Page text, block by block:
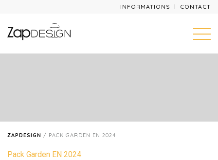
INFORMATIONS CONTACT
ZAPDESIGN / PACK GARDEN EN 2024
Pack Garden EN 2024